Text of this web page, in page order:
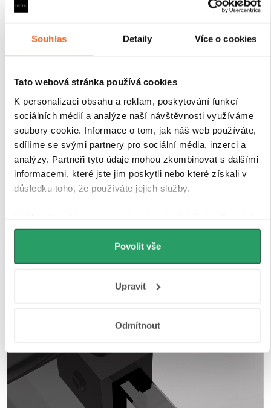
Souhlas Detaily Více o cookies
Tato webová stránka používá cookies
K personalizaci obsahu a reklam, poskytování funkcí
sociálních médií a analýze naší návštěvnosti využíváme
soubory cookie. Informace o tom, jak náš web používáte,
sdílíme se svými partnery pro sociální média, inzerci a
analýzy. Partneři tyto údaje mohou zkombinovat s dalšími
informacemi, které jste jim poskytli nebo které získali v
důsledku toho, že používáte jejich služby.
můžeme používat cookies pro analytiku a
personalizovanou reklamu. Jak Google zpracovává
osobní údaje najdete na stránkách
Povolit vše
Upravit
Odmítnout
prostředí..